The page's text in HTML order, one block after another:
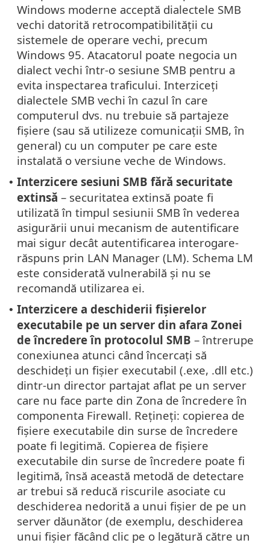
Windows moderne acceptă dialectele SMB
vechi datorită retrocompatibilității cu
sistemele de operare vechi, precum
Windows 95. Atacatorul poate negocia un
dialect vechi într-o sesiune SMB pentru a
evita inspectarea traficului. Interziceți
dialectele SMB vechi în cazul în care
computerul dvs. nu trebuie să partajeze
fișiere (sau să utilizeze comunicații SMB, în
general) cu un computer pe care este
instalată o versiune veche de Windows.
• Interzicere sesiuni SMB fără securitate
extinsă – securitatea extinsă poate fi
utilizată în timpul sesiunii SMB în vederea
asigurării unui mecanism de autentificare
mai sigur decât autentificarea interogare-
răspuns prin LAN Manager (LM). Schema LM
este considerată vulnerabilă și nu se
recomandă utilizarea ei.
• Interzicere a deschiderii fișierelor
executabile pe un server din afara Zonei
de încredere în protocolul SMB – întrerupe
conexiunea atunci când încercați să
deschideți un fișier executabil (.exe, .dll etc.)
dintr-un director partajat aflat pe un server
care nu face parte din Zona de încredere în
componenta Firewall. Rețineți: copierea de
fișiere executabile din surse de încredere
poate fi legitimă. Copierea de fișiere
executabile din surse de încredere poate fi
legitimă, însă această metodă de detectare
ar trebui să reducă riscurile asociate cu
deschiderea nedorită a unui fișier de pe un
server dăunător (de exemplu, deschiderea
unui fișier făcând clic pe o legătură către un